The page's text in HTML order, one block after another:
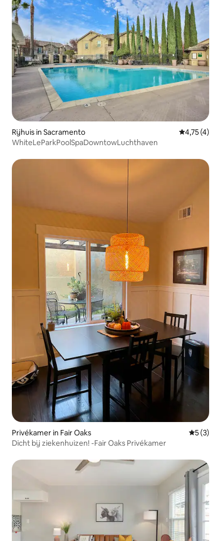
Rijhuis in Sacramento
4,75 (4)
WhiteLeParkPoolSpaDowntowLuchthaven
Privékamer in Fair Oaks
5 (3)
Dicht bij ziekenhuizen! -Fair Oaks Privékamer